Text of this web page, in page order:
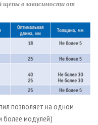
щепы в зависимости от
позволяет на одном
более модулей)